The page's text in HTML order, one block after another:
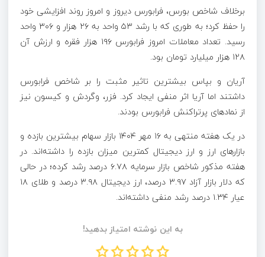
برخلاف شاخص بورس، فرابورس دیروز و امروز روند افزایشی خود
را حفظ کرد؛ به طوری که با رشد ۵۳ واحد به ۲۶ هزار و ۳۰۶ واحد
رسید. تعداد معاملات امروز فرابورس ۱۹۶ هزار فقره و ارزش آن
۱۲۸ هزار میلیارد تومان بود.
آریان و بپاس بیشترین تاثیر مثبت را بر شاخص فرابورس
داشتند اما آریا اثر منفی ایجاد کرد. فزر، وگردش و کیسون نیز
از نمادهای پرتراکنش فرابورس بودند.
در یک هفته منتهی به ۱۶ مهر ۱۴۰۴ بازار سهام بیشترین بازده و
بازارهای ارز و ارز دیجیتال کمترین میزان بازده را داشته‌اند. در
هفته مذکور شاخص بازار سرمایه ۶.۷۸ درصد رشد کرده؛ در حالی
که دلار بازار آزاد ۳.۹۷ درصد، ارز دیجیتال ۳.۹۸ درصد و طلای ۱۸
عیار ۱.۳۴ درصد رشد منفی داشته‌اند.
به این نوشته امتیاز بدهید!